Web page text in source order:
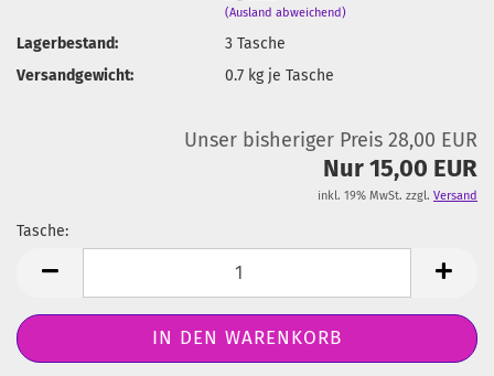
(Ausland abweichend)
Lagerbestand: 3Tasche
Versandgewicht:
0.7 kg je Tasche
Unser bisheriger Preis 28,00 EUR
Nur 15,00 EUR
inkl. 19% MwSt. zzgl. Versand
Tasche: